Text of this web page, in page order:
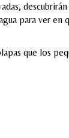
para ver en
que los